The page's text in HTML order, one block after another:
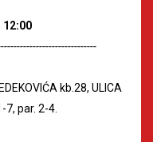
12:00
kb.28, ULICA
7, par. 2-4.